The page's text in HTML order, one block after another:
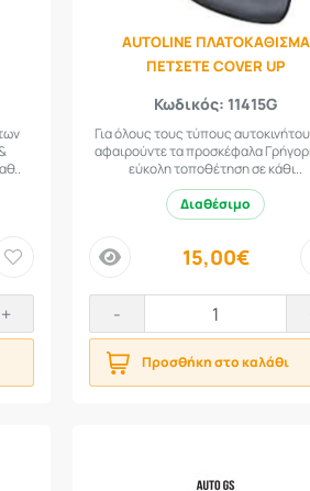
+
AUTOLINE ΠΛΑΤΟΚΑΘΙΣΜΑ
ΠΕΤΣΕΤΕ COVER UP
Κωδικός: 11415G
Για όλους τους τύπους
αφαιρούντε τα προσκέφαλα
εύκολη τοποθέτηση σε κάθι..
Διαθέσιμο
price 15,00€
-
Προσθήκη στο καλάθι